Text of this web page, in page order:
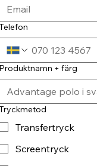
+ färg
Transfertryck
Screentryck